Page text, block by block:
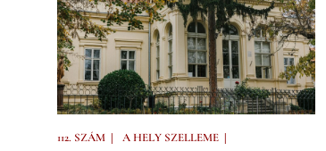
112. SZÁM | A HELY SZELLEME |